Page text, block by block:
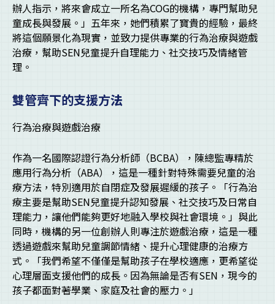
辦人指示，將來會成立一所名為COG的機構，專門幫助兒
童成長與發展。」五年來，她們積累了寶貴的經驗，最終
將這個願景化為現實，並致力提供專業的行為治療與遊戲
治療，幫助SEN兒童提升自理能力、社交技巧及情緒管
理。
雙管齊下的支援方法
行為治療與遊戲治療
作為一名國際認證行為分析師（BCBA），陳總監專精於
應用行為分析（ABA），這是一種針對特殊需要兒童的治
療方法，特別適用於自閉症及發展遲緩的孩子。「行為治
療主要是幫助SEN兒童提升認知發展、社交技巧及日常自
理能力，讓他們能夠更好地融入學校與社會環境。」與此
同時，機構的另一位創辦人則專注於遊戲治療，這是一種
透過遊戲來幫助兒童調節情緒、提升心理健康的治療方
式。「我們希望不僅僅是幫助孩子在學校適應，更希望從
心理層面支援他們的成長。因為無論是否有SEN，現今的
孩子都面對著學業、家庭及社會的壓力。」